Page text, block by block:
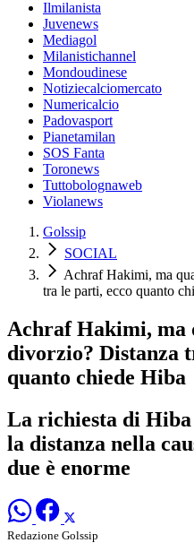
Ilmilanista
Juvenews
Mediagol
Milanistichannel
Mondoudinese
Notiziecalciomercato
Numericalcio
Padovasport
Pianetamilan
SOS Fanta
Toronews
Tuttobolognaweb
Violanews
Golssip
SOCIAL
Achraf Hakimi, ma
tra le parti, ecco quanto
Achraf Hakimi, ma
divorzio? Distanza
quanto chiede Hiba
La richiesta di
la distanza nella
due è enorme
Redazione Golssip